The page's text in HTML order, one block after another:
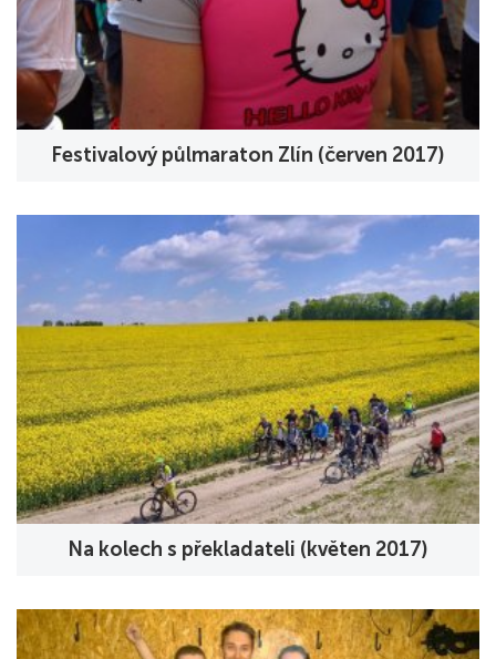
Festivalový půlmaraton Zlín (červen 2017)
Na kolech s překladateli (květen 2017)